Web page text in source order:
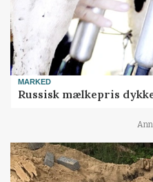
MARKED
Russisk mælkepris